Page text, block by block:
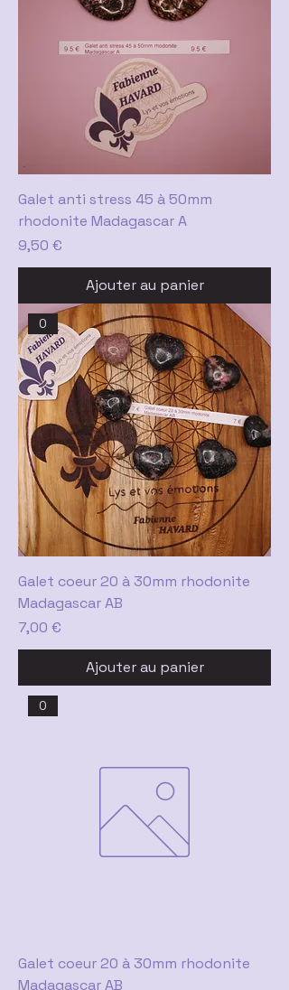
Galet anti stress 45 à 50mm
rhodonite Madagascar A
Prix
9,50 €
Ajouter au panier
0
Galet coeur 20 à 30mm rhodonite
Madagascar AB
Prix
7,00 €
Ajouter au panier
0
Galet coeur 20 à 30mm rhodonite
Madagascar AB